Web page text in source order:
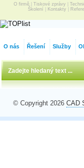
O firmě Tiskové zprávy
Školení
Kontakty
O nás Řešení Služby
© Copyright 2026 CAD